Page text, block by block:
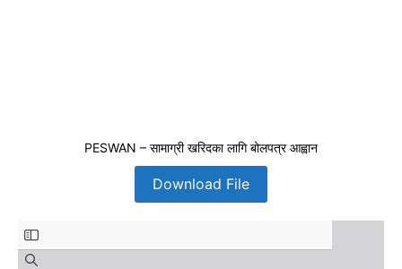
PESWAN – सामाग्री खरिदका लागि बोलपत्र आह्वान
Download File